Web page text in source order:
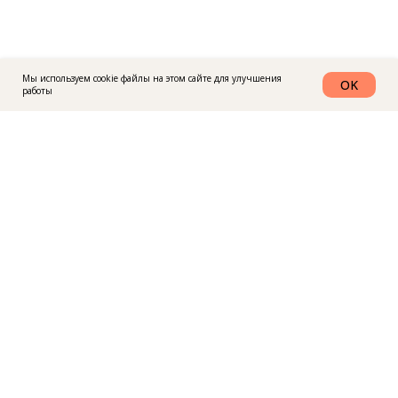
Мы используем cookie файлы на этом сайте для улучшения
работы
OK